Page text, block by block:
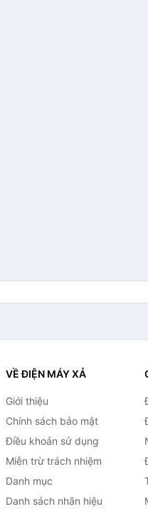
VỀ ĐIỆN MÁY XẢ
Giới thiệu
Chính sách bảo mật
Điều khoản sử dụng
Miễn trừ trách nhiệm
Danh mục
Danh sách nhãn hiệu